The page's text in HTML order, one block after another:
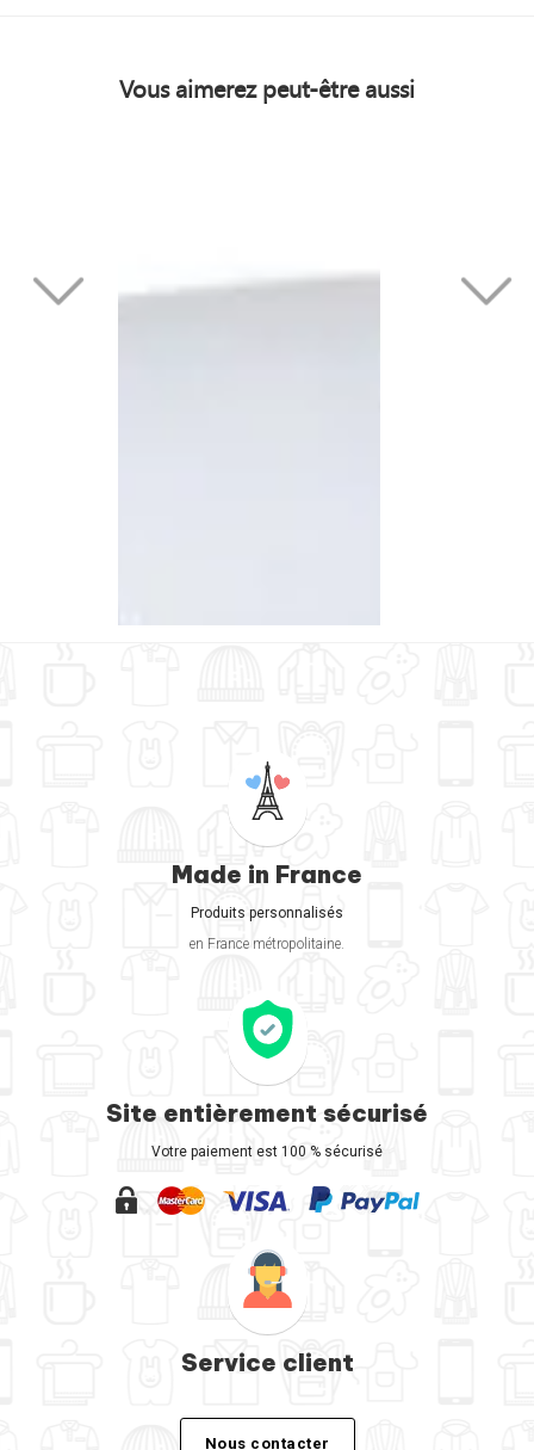
Vous aimerez peut-être aussi
Made in France
Produits personnalisés
en France métropolitaine.
Site entièrement sécurisé
Votre paiement est 100 % sécurisé
Service client
Nous contacter